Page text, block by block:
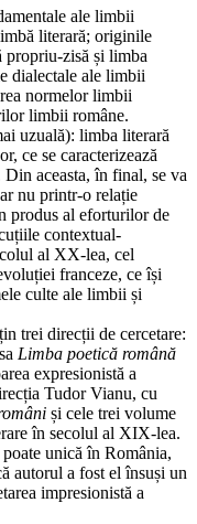
ale limbii
literară; originile
zisă și limba
dialectale ale limbii
normelor limbii
limbii române.
uzuală): limba literară
ce se caracterizează
aceasta, în final, se va
nu printr-o relație
produs al eforturilor de
contextual-
al XX-lea, cel
franceze, ce își
culte ale limbii și
trei direcții de cercetare:
Limba poetică română
expresionistă a
Tudor Vianu, cu
și cele trei volume
în secolul al XIX-lea.
unică în România,
autorul a fost el însuși un
impresionistă a